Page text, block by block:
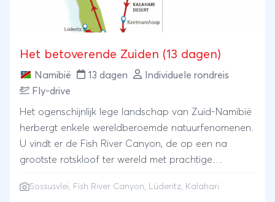
Het betoverende Zuiden (13 dagen)
Namibië 13 dagen
Individuele rondreis
Fly-drive
Het ogenschijnlijk lege landschap van Zuid-Namibië
herbergt enkele wereldberoemde natuurfenomenen.
U vindt er de Fish River Canyon, de op een na
grootste rotskloof ter wereld met prachtige
hun steeds wisselende kleuren een lustoord voor
Sossusvlei, Fish River Canyon, Lüderitz, Kalahari